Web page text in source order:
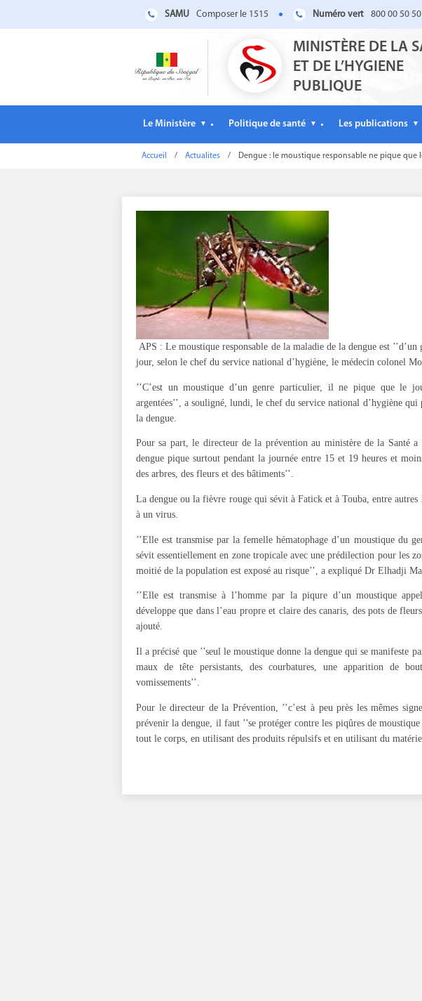
SAMU Composer le 1515 Numéro vert 800 00 50 50
MINISTÈRE DE LA
ET DE L’HYGIENE
PUBLIQUE
Le Ministère ▼ Politique de santé ▼ Les publications ▼
Accueil / Actualites / Dengue : le moustique responsable ne pique que
APS : Le moustique responsable de la maladie de la dengue est
jour, selon le chef du service national d’hygiène, le médecin colonel
’’C’est un moustique d’un genre particulier, il ne pique que le
argentées’’, a souligné, lundi, le chef du service national d’hygiène
la dengue.
Pour sa part, le directeur de la prévention au ministère de la Santé a
dengue pique surtout pendant la journée entre 15 et 19 heures et
des arbres, des fleurs et des bâtiments’’.
La dengue ou la fièvre rouge qui sévit à Fatick et à Touba, entre
à un virus.
’’Elle est transmise par la femelle hématophage d’un moustique du
sévit essentiellement en zone tropicale avec une prédilection pour les
moitié de la population est exposé au risque’’, a expliqué Dr Elhadji
’’Elle est transmise à l’homme par la piqure d’un moustique
développe que dans l’eau propre et claire des canaris, des pots de
ajouté.
Il a précisé que ’’seul le moustique donne la dengue qui se manifeste
maux de tête persistants, des courbatures, une apparition de
vomissements’’.
Pour le directeur de la Prévention, ’’c’est à peu près les mêmes
prévenir la dengue, il faut ’’se protéger contre les piqûres de
tout le corps, en utilisant des produits répulsifs et en utilisant du matériel